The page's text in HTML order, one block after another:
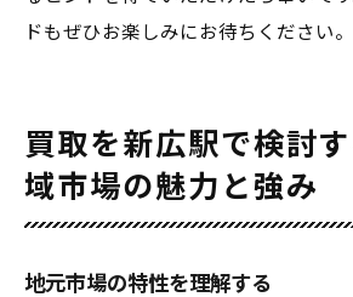
ドもぜひお楽しみにお待ちください。
買取を新広駅で検討
域市場の魅力と強み
地元市場の特性を理解する